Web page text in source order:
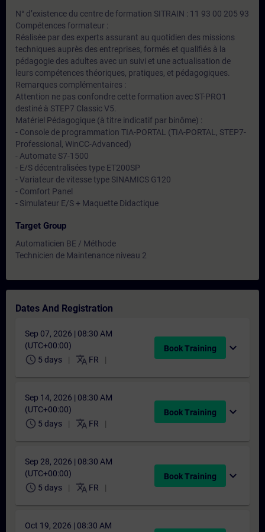
N° d’existence du centre de formation SITRAIN : 11 93 00 205 93
Compétences formateur :
Réalisée par des experts assurant au quotidien des missions
techniques auprès des entreprises, formés et qualifiés à la
pédagogie des adultes avec un suivi et une actualisation de
leurs compétences théoriques, pratiques, et pédagogiques.
Remarques complémentaires :
Attention ne pas confondre cette formation avec ST-PRO1
destiné à STEP7 Classic V5.
Matériel Pédagogique (à titre indicatif par binôme) :
- Console de programmation TIA-PORTAL (TIA-PORTAL, STEP7-
Professional, WinCC-Advanced)
- Automate S7-1500
- E/S décentralisées type ET200SP
- Variateur de vitesse type SINAMICS G120
- Comfort Panel
- Simulateur E/S + Maquette Didactique
Target Group
Automaticien BE / Méthode
Technicien de Maintenance niveau 2
Dates And Registration
Sep 07, 2026 | 08:30 AM
(UTC+00:00)
schedule 5 days translate FR
Book Training expand_more
Sep 14, 2026 | 08:30 AM
(UTC+00:00)
schedule 5 days translate FR
Book Training expand_more
Sep 28, 2026 | 08:30 AM
(UTC+00:00)
schedule 5 days translate FR
Book Training expand_more
Oct 19, 2026 | 08:30 AM